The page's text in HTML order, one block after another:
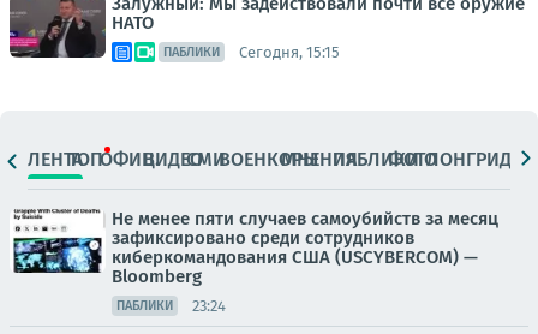
НАТО
ПАБЛИКИ Сегодня, 15:15
ЛЕНТАТОПОФИЦ.ВИДЕОСМИВОЕНКОРЫМНЕНИЯПАБЛИКИ
ФОТОЛОНГРИДЫ
Не менее пяти случаев самоубийств за месяц
зафиксировано среди сотрудников
киберкомандования США (USCYBERCOM) —
Bloomberg
ПАБЛИКИ 23:24